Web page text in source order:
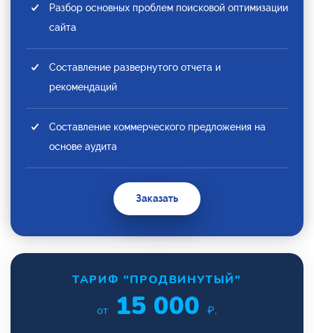
Разбор основных проблем поисковой оптимизации
сайта
Составление развернутого отчета и
рекомендаций
Составление коммерческого предложения на
основе аудита
Заказать
ТАРИФ "ПРОДВИНУТЫЙ"
от 15 000 ₽.